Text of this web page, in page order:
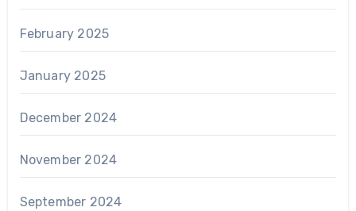
February 2025
January 2025
December 2024
November 2024
September 2024